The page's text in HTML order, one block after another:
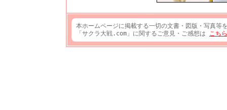
本ホームページに掲載する一切の文書・図版・写真等
「サクラ大戦.com」に関するご意見・ご感想は こちら